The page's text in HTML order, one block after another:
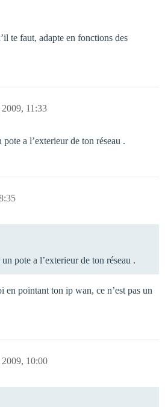
te faut, adapte en fonctions des
11:33
a l’exterieur de ton réseau .
pote a l’exterieur de ton réseau .
en pointant ton ip wan, ce n’est pas un
10:00